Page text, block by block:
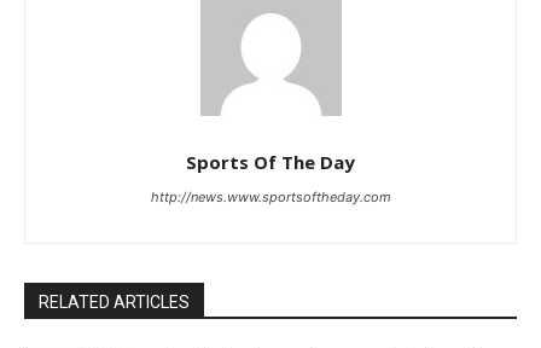
Sports Of The Day
http://news.www.sportsoftheday.com
RELATED ARTICLES